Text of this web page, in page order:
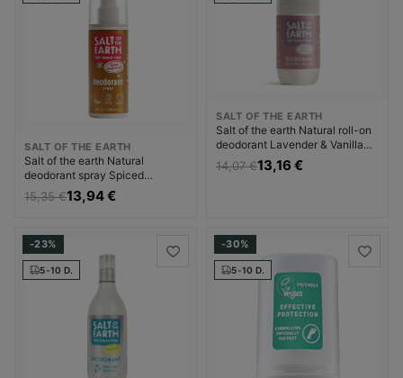
SALT OF THE EARTH
Salt of the earth Natural
deodorant spray Spiced
Gingerbread (Deodorant Spray)
Dezodorantas Dezodorantas ir
15,35 €13,94 €
SALT OF THE EARTH
Salt of the earth Natural roll-on
deodorant Lavender & Vanilla
(Deo Roll-on) Dezodorantas
Dezodorantas ir
14,07 €13,16 €
-23%
5-10 D.
-30%
5-10 D.